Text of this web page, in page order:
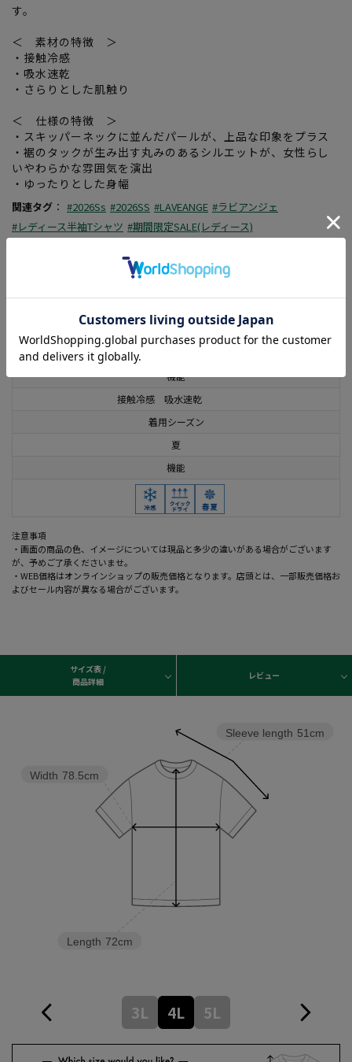
素材
レーヨン62% ナイロン33% ポリウレタン5%
機能
接触冷感 吸水速乾
着用シーズン
夏
機能
注意事項
・画面の商品の色、イメージについては現品と多少の違いがある場合がございます
が、予めご了承くださいませ。
・WEB価格はオンラインショップの販売価格となります。店頭とは、一部販売価格お
よびセール内容が異なる場合がございます。
す。
＜ 素材の特徴 ＞
・接触冷感
・吸水速乾
・さらりとした肌触り
＜ 仕様の特徴 ＞
・スキッパーネックに並んだパールが、上品な印象をプラス
・裾のタックが生み出す丸みのあるシルエットが、女性らし
いやわらかな雰囲気を演出
・ゆったりとした身幅
関連タグ ： #2026Ss #2026SS #LAVEANGE #ラビアンジェ
#レディース半袖Tシャツ #期間限定SALE(レディース)
この商品に関するお問い合わせはこちら
サイズ表 /
商品詳細
レビュー
Sleeve length 51cm
Length 72cm
Width 78.5cm
3L 4L 5L